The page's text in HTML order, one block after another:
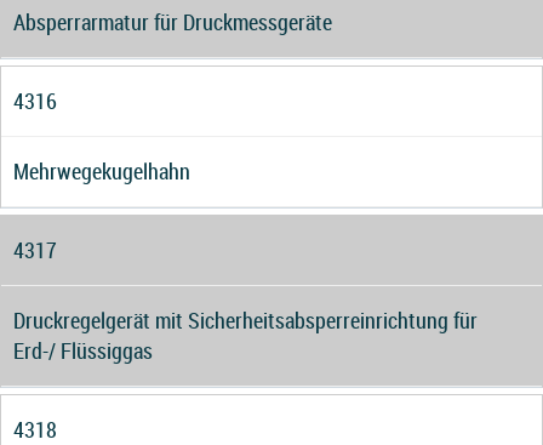
Absperrarmatur für Druckmessgeräte
4316
Mehrwegekugelhahn
4317
Druckregelgerät mit Sicherheitsabsperreinrichtung für
Erd-/ Flüssiggas
4318